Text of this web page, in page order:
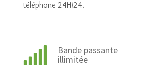
téléphone 24H/24.
Bande passante
illimitée